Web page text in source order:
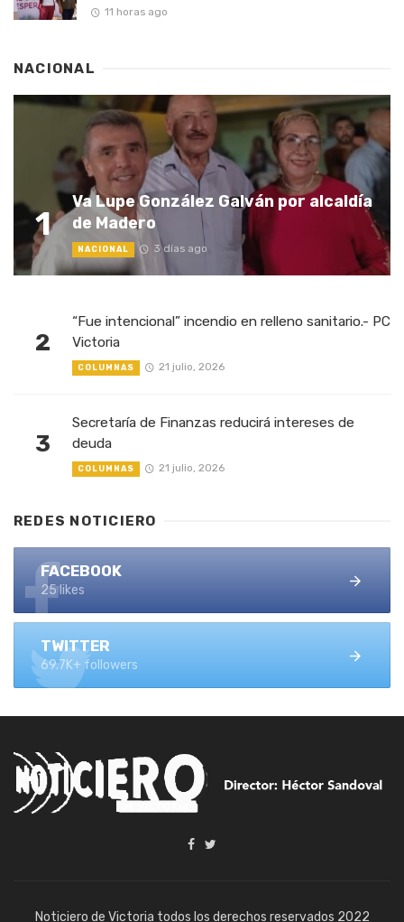
11 horas ago
NACIONAL
1
Va Lupe González Galván por alcaldía
de Madero
NACIONAL 3 días ago
2
“Fue intencional” incendio en relleno sanitario.- PC
Victoria
COLUMNAS 21 julio, 2026
3
Secretaría de Finanzas reducirá intereses de
deuda
COLUMNAS 21 julio, 2026
REDES NOTICIERO
FACEBOOK
25 likes
TWITTER
69.7K+ followers
Noticiero de Victoria todos los derechos reservados 2022